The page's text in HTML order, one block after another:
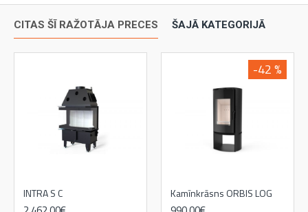
CITAS ŠĪ RAŽOTĀJA PRECES ŠAJĀ KATEGORIJĀ
INTRA S C
-42 %
Kamīnkrāsns ORBIS LOG